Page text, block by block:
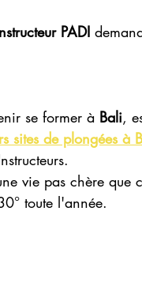
PADI
se former à Bali,
sites de plongées à
vie pas chère que
toute l'année.